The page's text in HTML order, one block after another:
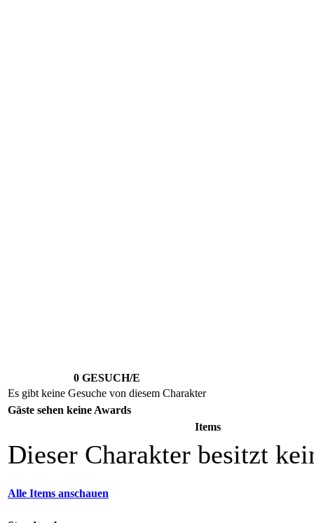
0 GESUCH/E
Es gibt keine Gesuche von diesem Charakter
Gäste sehen keine Awards
Items
Dieser Charakter besitzt
Alle Items anschauen